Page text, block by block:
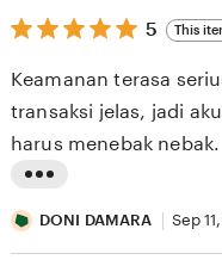
t
n
g
r
v
i
5
out
5
stars
5 This
i
s
Keamanan terasa
transaksi jelas, jadi
harus menebak nebak.
DONI DAMARA Sep